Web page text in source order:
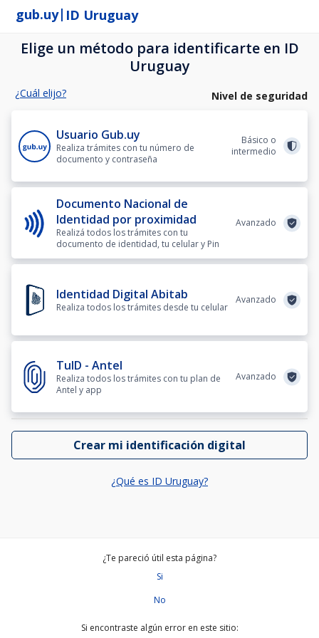
gub.uy| ID Uruguay
Elige un método para identificarte en ID
Uruguay
¿Cuál elijo? Nivel de seguridad
Usuario Gub.uy
Realiza trámites con tu número de
documento y contraseña
Básico o
intermedio
Documento Nacional de
Identidad por proximidad
Realizá todos los trámites con tu
documento de identidad, tu celular y Pin
Avanzado
Identidad Digital Abitab
Realiza todos los trámites desde tu celular
Avanzado
TuID - Antel
Realiza todos los trámites con tu plan de
Antel y app
Avanzado
Crear mi identificación digital
¿Qué es ID Uruguay?
¿Te pareció útil esta página?
Si
No
Si encontraste algún error en este sitio: